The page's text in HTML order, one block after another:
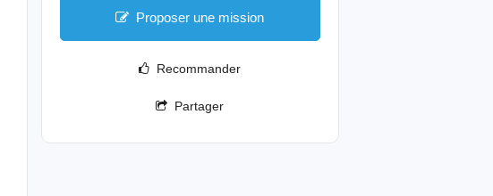
Proposer une mission
Recommander
Partager